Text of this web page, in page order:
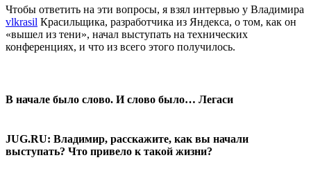
Чтобы ответить на эти вопросы, я взял интервью у Владимира
vlkrasil Красильщика, разработчика из Яндекса, о том, как он
«вышел из тени», начал выступать на технических
конференциях, и что из всего этого получилось.
В начале было слово. И слово было… Легаси
JUG.RU: Владимир, расскажите, как вы начали
выступать? Что привело к такой жизни?